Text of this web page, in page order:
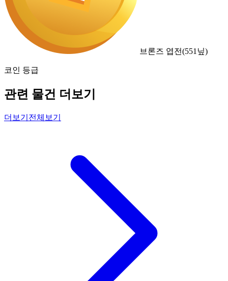
브론즈 엽전(551 닢)
코인 등급
관련 물건 더보기
더보기 전체보기